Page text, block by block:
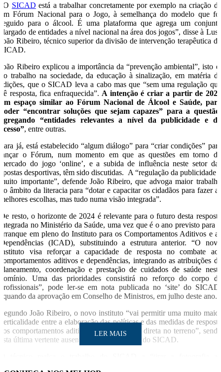
“O SICAD está a trabalhar concretamente por exemplo na criação de
um Fórum Nacional para o Jogo, à semelhança do modelo que foi
seguido para o álcool. É uma plataforma que agrega um conjunto
alargado de entidades a nível nacional na área dos jogos”, disse à Lusa
João Ribeiro, técnico superior da divisão de intervenção terapêutica do
SICAD.
João Ribeiro explicou a importância da “prevenção ambiental”, isto é,
do trabalho na sociedade, da educação à sinalização, em matéria de
adições, que o SICAD leva a cabo mas que “sem uma regulação que
dê resposta, fica enfraquecida”. A intenção é criar a partir de 2024
um espaço similar ao Fórum Nacional de Álcool e Saúde, para
poder “encontrar soluções que sejam capazes” para a questão,
agregando “entidades relevantes a nível da publicidade e do
acesso”, entre outras.
Para já, está estabelecido “algum diálogo” para “criar condições” para
lançar o Fórum, num momento em que as questões em torno do
mercado do jogo ‘online’, e a subida de influência neste setor das
apostas desportivas, têm sido discutidas. A “regulação da publicidade é
muito importante”, defende João Ribeiro, que advoga maior trabalho
no âmbito da literacia para “dotar e capacitar os cidadãos para fazer as
melhores escolhas, mas tudo numa visão integrada”.
De resto, o horizonte de 2024 é relevante para o futuro desta resposta
integrada no Ministério da Saúde, uma vez que é o ano previsto para o
arranque em pleno do Instituto para os Comportamentos Aditivos e as
Dependências (ICAD), substituindo a estrutura anterior. “O novo
instituto visa reforçar a capacidade de resposta no combate aos
comportamentos aditivos e dependências, integrando as atribuições de
planeamento, coordenação e prestação de cuidados de saúde neste
domínio. Uma das prioridades consistirá no reforço do corpo de
profissionais”, pode ler-se em nota publicada no ‘site’ do SICAD,
aquando da aprovação em Conselho de Ministros, em julho deste ano.
Segundo João Ribeiro, o novo instituto “vai permitir uma muito maior
verticalidade entre a elaboração das políticas e das medidas de resposta
aos comportamentos aditivos e a intervenção direta no terreno”, sendo
esta última vertente ausente das competências do SICAD.
LER MAIS